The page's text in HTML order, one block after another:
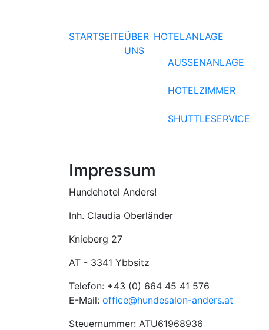
STARTSEITEÜBER
UNS
HOTELANLAGE
AUSSENANLAGE
HOTELZIMMER
SHUTTLESERVICE
Impressum
Hundehotel Anders!
Inh. Claudia Oberländer
Knieberg 27
AT - 3341 Ybbsitz
Telefon: +43 (0) 664 45 41 576
E-Mail: office@hundesalon-anders.at
Steuernummer: ATU61968936